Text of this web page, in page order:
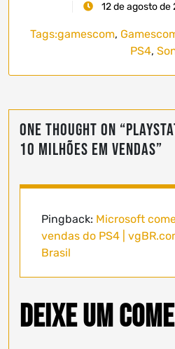
12 de agosto de
Tags:gamescom,
PS4,
One thought on “
10 milhões em vendas”
Pingback: Microsoft
vendas do PS4 |
Brasil
Deixe um